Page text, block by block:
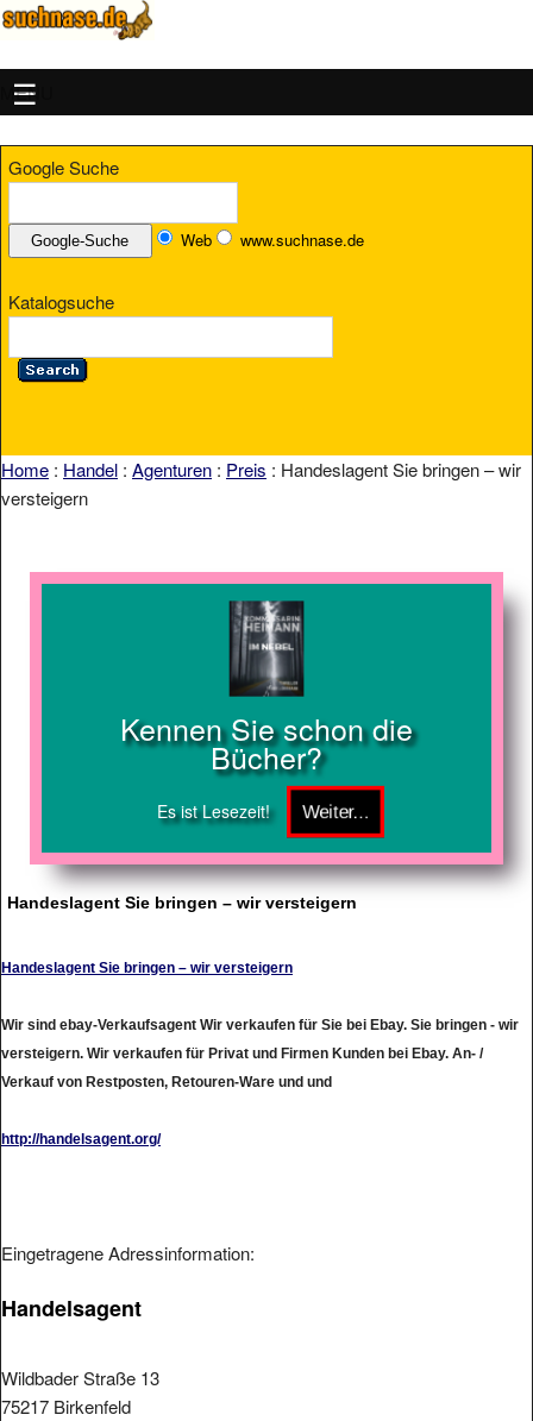
MENU
Google Suche
Web www.suchnase.de
Katalogsuche
Home : Handel : Agenturen : Preis : Handeslagent Sie bringen – wir
versteigern
Kennen Sie schon die
Bücher?
Es ist Lesezeit!
Handeslagent Sie bringen – wir versteigern
Handeslagent Sie bringen – wir versteigern
Wir sind ebay-Verkaufsagent Wir verkaufen für Sie bei Ebay. Sie bringen - wir
versteigern. Wir verkaufen für Privat und Firmen Kunden bei Ebay. An- /
Verkauf von Restposten, Retouren-Ware und und
http://handelsagent.org/
Eingetragene Adressinformation:
Handelsagent
Wildbader Straße 13
75217 Birkenfeld